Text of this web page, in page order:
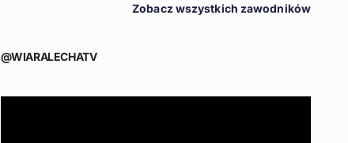
Zobacz wszystkich zawodników
@WIARALECHATV